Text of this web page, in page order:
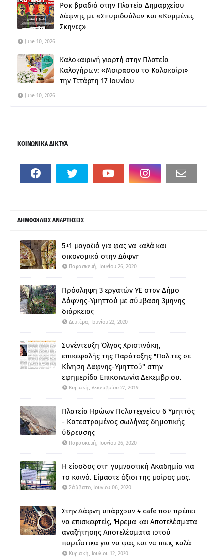
Ροκ βραδιά στην Πλατεία Δημαρχείου
Δάφνης με «Σπυριδούλα» και «Κομμένες
Σκηνές»
June 10, 2026
Καλοκαιρινή γιορτή στην Πλατεία
Καλογήρων: «Μοιράσου το Καλοκαίρι»
την Τετάρτη 17 Ιουνίου
June 10, 2026
ΚΟΙΝΩΝΙΚΑ ΔΙΚΤΥΑ
ΔΗΜΟΦΙΛΕΙΣ ΑΝΑΡΤΗΣΕΙΣ
5+1 μαγαζιά για φας να καλά και
οικονομικά στην Δάφνη
Παρασκευή, Ιουνίου 26, 2020
Πρόσληψη 3 εργατών ΥΕ στον Δήμο
Δάφνης-Υμηττού με σύμβαση 3μηνης
διάρκειας
Δευτέρα, Ιουνίου 22, 2020
Συνέντευξη Όλγας Χριστινάκη,
επικεφαλής της Παράταξης "Πολίτες σε
Κίνηση Δάφνης-Υμηττού" στην
εφημερίδα Επικοινωνία Δεκεμβρίου.
Κυριακή, Δεκεμβρίου 22, 2019
Πλατεία Ηρώων Πολυτεχνείου 6 Υμηττός
- Κατεστραμένος σωλήνας δημοτικής
ύδρευσης
Παρασκευή, Ιουνίου 26, 2020
Η είσοδος στη γυμναστική Ακαδημία για
το κοινό. Είμαστε άξιοι της μοίρας μας.
Σάββατο, Ιουνίου 06, 2020
Στην Δάφνη υπάρχουν 4 cafe που πρέπει
να επισκεφτείς, Ήρεμα και Αποτελέσματα
αναζήτησης Αποτελέσματα ιστού
παρεΐστικα για να φας και να πιεις καλά
Κυριακή, Ιουλίου 12, 2020